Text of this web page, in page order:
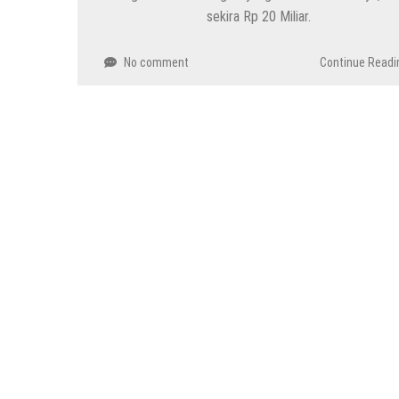
sekira Rp 20 Miliar.
No comment Continue